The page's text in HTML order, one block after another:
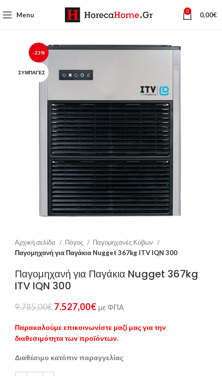
Menu 0 0,00€
-23%
ΣΥΜΠΑΓΈΣ
Αρχική σελίδα Πάγος
Παγομηχανές Κύβων
Παγομηχανή για Παγάκια Nugget 367kg ITV IQN 300
Παγομηχανή για Παγάκια Nugget 367kg
ITV IQN 300
9.785,00€ 7.527,00€ με ΦΠΑ
Παρακαλούμε επικοινωνίστε μαζί μας για την
διαθεσιμότητα των προϊόντων.
Διαθέσιμο κατόπιν παραγγελίας